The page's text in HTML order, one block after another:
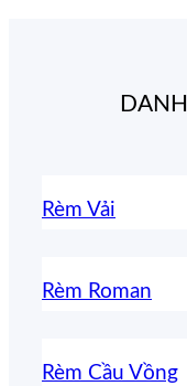
Rèm Vải
Rèm Roman
Rèm Cầu Vồng